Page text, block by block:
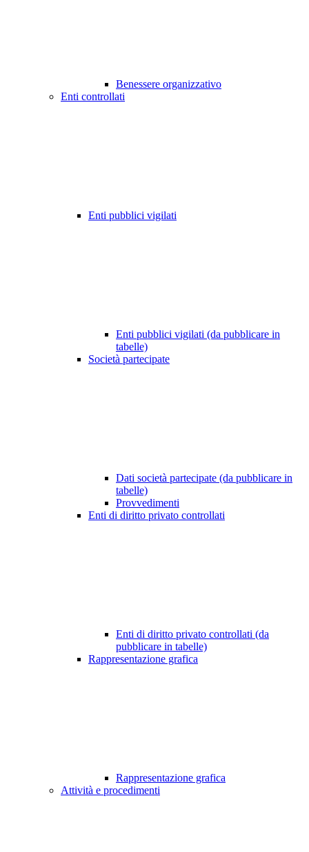
Benessere organizzativo
Enti controllati
Enti pubblici vigilati
Enti pubblici vigilati (da pubblicare in
tabelle)
Società partecipate
Dati società partecipate (da pubblicare in
tabelle)
Provvedimenti
Enti di diritto privato controllati
Enti di diritto privato controllati (da
pubblicare in tabelle)
Rappresentazione grafica
Rappresentazione grafica
Attività e procedimenti